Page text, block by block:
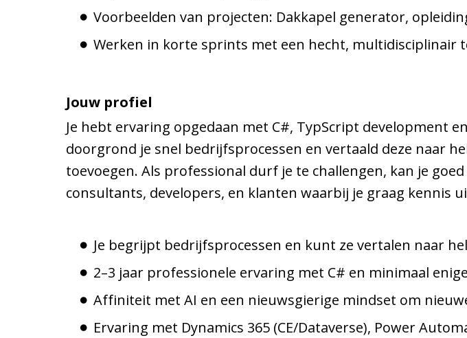
Voorbeelden van projecten: Dakkapel generator,
Werken in korte sprints met een hecht, multidisciplinair
Jouw profiel
Je hebt ervaring opgedaan met C#, TypScript development
doorgrond je snel bedrijfsprocessen en vertaald deze naar
toevoegen. Als professional durf je te challengen, kan je
consultants, developers, en klanten waarbij je graag kennis
Je begrijpt bedrijfsprocessen en kunt ze vertalen naar
2–3 jaar professionele ervaring met C# en minimaal
Affiniteit met AI en een nieuwsgierige mindset om
Ervaring met Dynamics 365 (CE/Dataverse), Power